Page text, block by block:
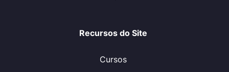
Recursos do Site
Cursos